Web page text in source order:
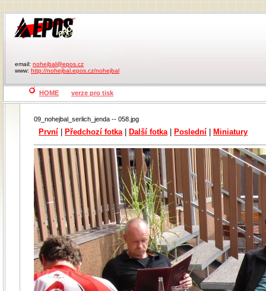
email: nohejbal@epos.cz
www: http://nohejbal.epos.cz/nohejbal
HOME verze pro tisk
09_nohejbal_serlich_jenda -- 058.jpg
První Předchozí fotka| Další fotka| Poslední Miniatury